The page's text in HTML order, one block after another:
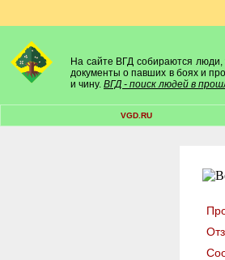
На сайте ВГД собираются люди,
документы о павших в боях и
и чину. ВГД - поиск людей в
VGD.RU